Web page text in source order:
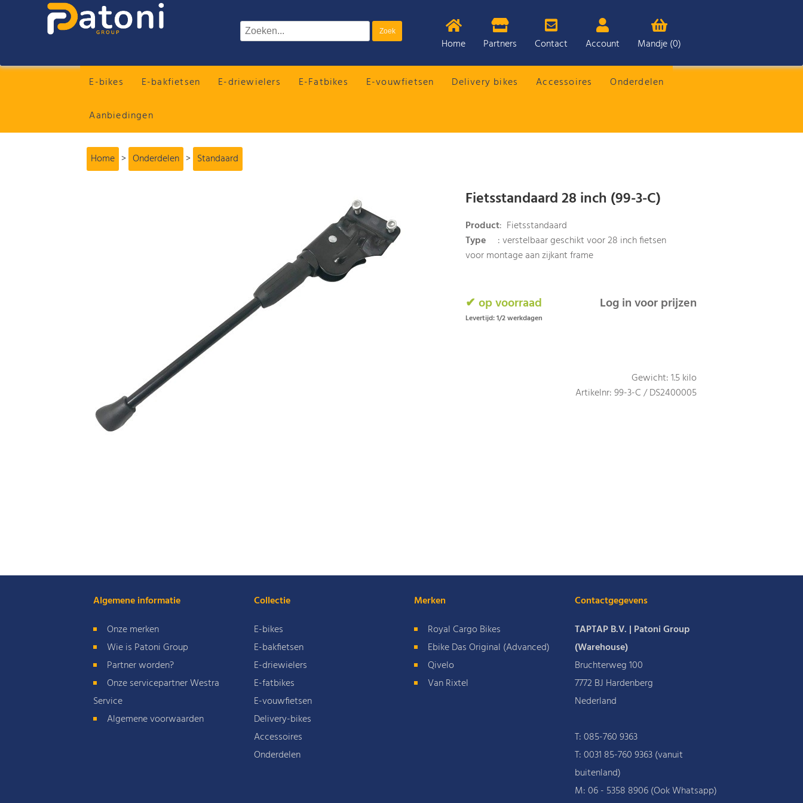
Home Partners Contact Account Mandje (0)
E-bikes E-bakfietsen E-driewielers E-Fatbikes E-vouwfietsen Delivery bikes Accessoires Onderdelen
Aanbiedingen
Home > Onderdelen > Standaard
Fietsstandaard 28 inch (99-3-C)
Product: Fietsstandaard
Type : verstelbaar geschikt voor 28 inch fietsen
voor montage aan zijkant frame
✔ op voorraad
Levertijd: 1/2 werkdagen
Log in voor prijzen
Gewicht: 1.5 kilo
Artikelnr: 99-3-C / DS2400005
Algemene informatie
Onze merken
Wie is Patoni Group
Partner worden?
Onze servicepartner Westra
Service
Algemene voorwaarden
Collectie
E-bikes
E-bakfietsen
E-driewielers
E-fatbikes
E-vouwfietsen
Delivery-bikes
Accessoires
Onderdelen
Merken
Royal Cargo Bikes
Ebike Das Original (Advanced)
Qivelo
Van Rixtel
Contactgegevens
TAPTAP B.V. | Patoni Group
(Warehouse)
Bruchterweg 100
7772 BJ Hardenberg
Nederland
T:085-760 9363
T:0031 85-760 9363 (vanuit
buitenland)
M:06 - 5358 8906 (Ook Whatsapp)